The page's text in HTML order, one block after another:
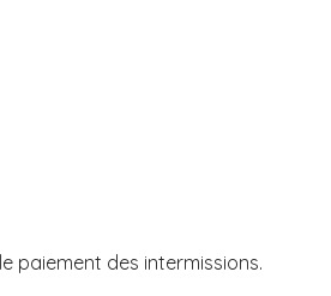
paiement des intermissions.